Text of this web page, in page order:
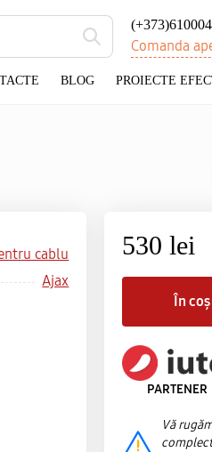
Comanda
BLOG PROIECTE
cablu
Ajax
530 lei
În coș
PARTENER
Vă